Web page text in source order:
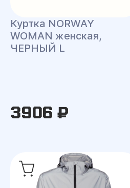
Куртка NORWAY
WOMAN женская,
ЧЕРНЫЙ L
3906 ₽